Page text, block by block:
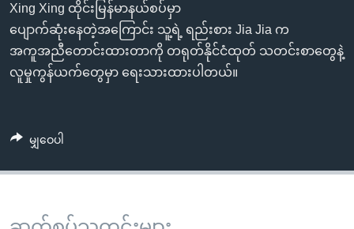
သို့
ကျော်
ကြည့်
ရန်
နေရာ
ဗွီအိုအေ လူမှုကွန်ယက်များ
Xing Xing ထိုင်းမြန်မာနယ်စပ်မှာ
ပျောက်ဆုံးနေတဲ့အကြောင်း သူ့ရဲ့ ရည်းစား Jia Jia က
အကူအညီတောင်းထားတာကို တရုတ်နိုင်ငံထုတ် သတင်းစာတွေနဲ့
လူမှုကွန်ယက်တွေမှာ ရေးသားထားပါတယ်။
မျှဝေပါ